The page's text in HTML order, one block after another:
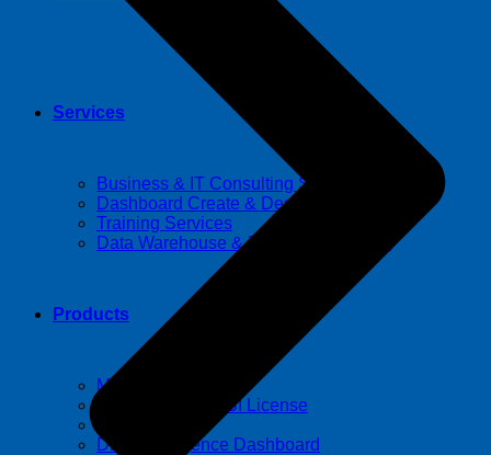
Services
Business & IT Consulting Services
Dashboard Create & Design
Training Services
Data Warehouse & Data Management
Products
Microsoft 365
Microsoft Power BI License
DBIz Intelligence Dashboard